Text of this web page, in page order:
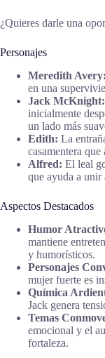
¿Quieres darle una
Personajes
Meredith Avery:
en una
Jack McKnight:
inicialmente
un lado más
Edith: La
casamentera
Alfred: El leal
que ayuda a
Aspectos Destacados
Humor
mantiene
y humorísticos.
Personajes
mujer fuerte es
Química
Jack genera
Temas
emocional y el
fortaleza.